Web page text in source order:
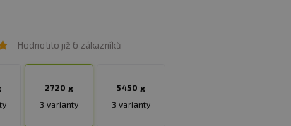
Hodnotilo již 6 zákazníků
2720 g
3 varianty
5450 g
3 varianty